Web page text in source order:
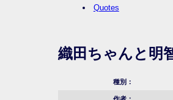
Quotes
織田ちゃんと明
種別：